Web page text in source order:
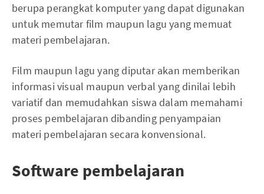
berupa perangkat komputer yang dapat digunakan
untuk memutar film maupun lagu yang memuat
materi pembelajaran.
Film maupun lagu yang diputar akan memberikan
informasi visual maupun verbal yang dinilai lebih
variatif dan memudahkan siswa dalam memahami
proses pembelajaran dibanding penyampaian
materi pembelajaran secara konvensional.
Software pembelajaran